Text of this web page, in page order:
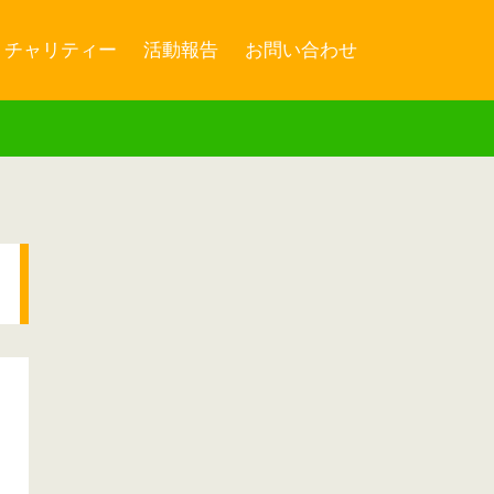
チャリティー 活動報告 お問い合わせ